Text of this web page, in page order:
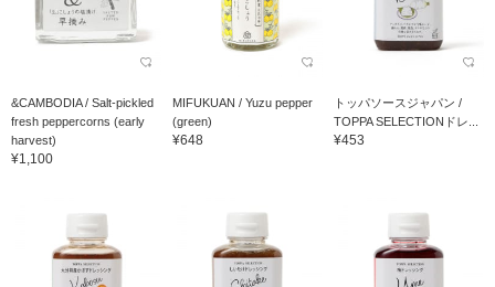
&CAMBODIA / Salt-pickled
fresh peppercorns (early
harvest)
¥1,100
MIFUKUAN / Yuzu pepper
(green)
¥648
トッパソースジャパン /
TOPPA SELECTIONドレ...
¥453